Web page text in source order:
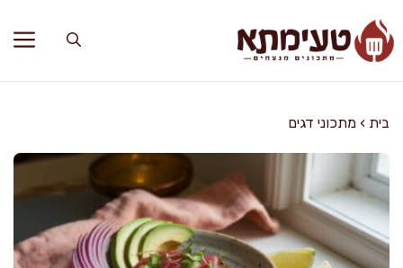
לתוכן
בית › מתכוני דגים